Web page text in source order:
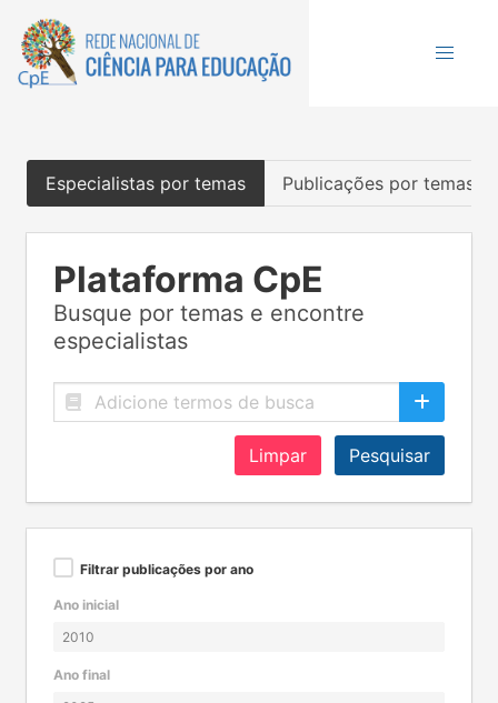
Especialistas por temas Publicações por temas
Plataforma CpE
Busque por temas e encontre
especialistas
Limpar Pesquisar
Filtrar publicações por ano
Ano inicial
Ano final